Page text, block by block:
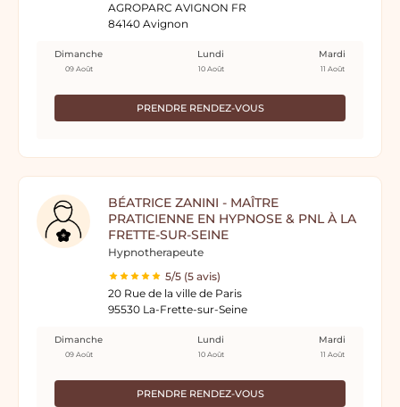
AGROPARC AVIGNON FR
84140 Avignon
PRENDRE RENDEZ-VOUS
Dimanche
09 Août
Lundi
10 Août
Mardi
11 Août
BÉATRICE ZANINI - MAÎTRE
PRATICIENNE EN HYPNOSE & PNL À LA
FRETTE-SUR-SEINE
Hypnotherapeute
5/5 (5 avis)
20 Rue de la ville de Paris
95530 La-Frette-sur-Seine
PRENDRE RENDEZ-VOUS
Dimanche
09 Août
Lundi
10 Août
Mardi
11 Août